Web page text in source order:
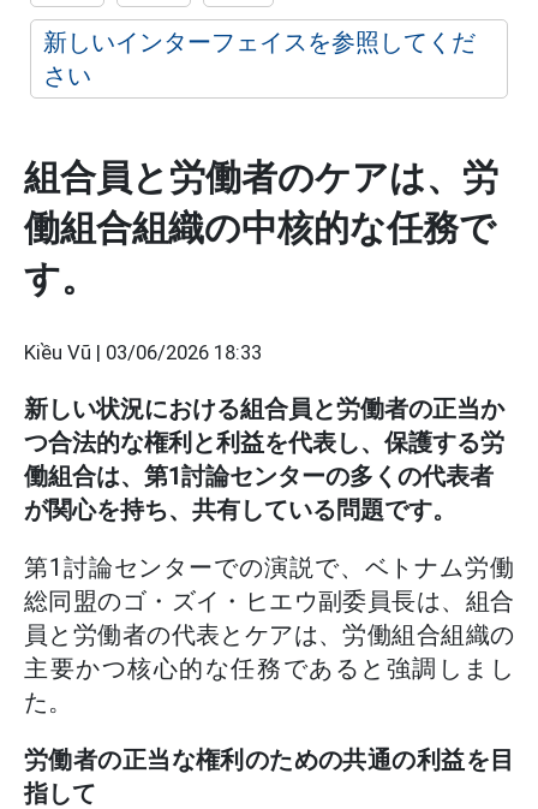
新しいインターフェイスを参照してくだ
さい
組合員と労働者のケアは、労
働組合組織の中核的な任務で
す。
Kiều Vũ | 03/06/2026 18:33
新しい状況における組合員と労働者の正当か
つ合法的な権利と利益を代表し、保護する労
働組合は、第1討論センターの多くの代表者
が関心を持ち、共有している問題です。
第1討論センターでの演説で、ベトナム労働
総同盟のゴ・ズイ・ヒエウ副委員長は、組合
員と労働者の代表とケアは、労働組合組織の
主要かつ核心的な任務であると強調しまし
た。
労働者の正当な権利のための共通の利益を目
指して